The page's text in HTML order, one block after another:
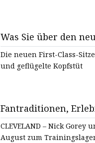
Was Sie über den
Die neuen First-Class-
und geflügelte Kopfstüt
Fantraditionen,
CLEVELAND – Nick
August zum